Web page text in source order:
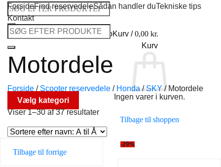
Søg
efter:
Log ind / Opret en kundekontoKurv /0,00 kr.
Kurv
Ingen varer i kurven.
Tilbage til shoppen
ForsideFind reservedeleSådan handler duTekniske tips
Kontakt
Søg
efter:
Motordele
Forside / Scooter reservedele / Honda / SKY /Motordele
Vælg kategori
Viser 1–30 af 37 resultater
Tilbage til forrige
-29%